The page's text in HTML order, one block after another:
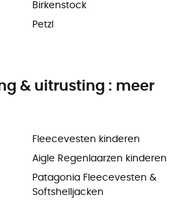
Birkenstock
Petzl
& uitrusting : meer
Fleecevesten kinderen
Aigle Regenlaarzen kinderen
Patagonia Fleecevesten &
Softshelljacken